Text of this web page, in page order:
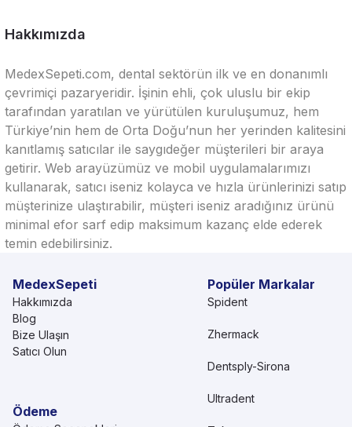
Hakkımızda
MedexSepeti.com, dental sektörün ilk ve en donanımlı
çevrimiçi pazaryeridir. İşinin ehli, çok uluslu bir ekip
tarafından yaratılan ve yürütülen kuruluşumuz, hem
Türkiye’nin hem de Orta Doğu’nun her yerinden kalitesini
kanıtlamış satıcılar ile saygıdeğer müşterileri bir araya
getirir. Web arayüzümüz ve mobil uygulamalarımızı
kullanarak, satıcı iseniz kolayca ve hızla ürünlerinizi satıp
müşterinize ulaştırabilir, müşteri iseniz aradığınız ürünü
minimal efor sarf edip maksimum kazanç elde ederek
temin edebilirsiniz.
MedexSepeti
Hakkımızda
Blog
Bize Ulaşın
Satıcı Olun
Ödeme
Popüler Markalar
Spident
Zhermack
Dentsply-Sirona
Ultradent